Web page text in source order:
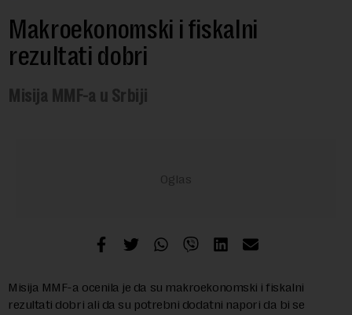
Makroekonomski i fiskalni
rezultati dobri
Misija MMF-a u Srbiji
Misija MMF-a ocenila je da su makroekonomski i fiskalni
rezultati dobri ali da su potrebni dodatni napori da bi se